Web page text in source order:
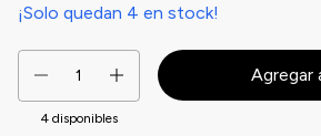
¡Solo quedan 4 en stock!
4 disponibles